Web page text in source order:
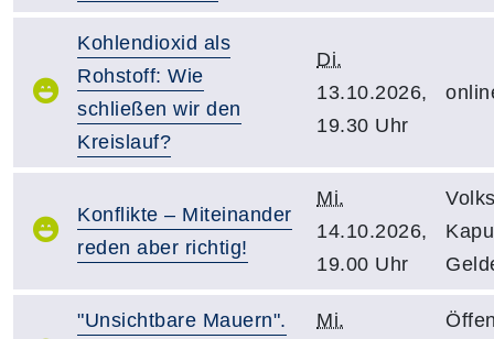
Kohlendioxid als
Rohstoff: Wie
schließen wir den
Kreislauf?
Di.
13.10.2026,
19.30 Uhr
Konflikte – Miteinander
reden aber richtig!
Mi.
14.10.2026,
19.00 Uhr
"Unsichtbare Mauern".
Mi.